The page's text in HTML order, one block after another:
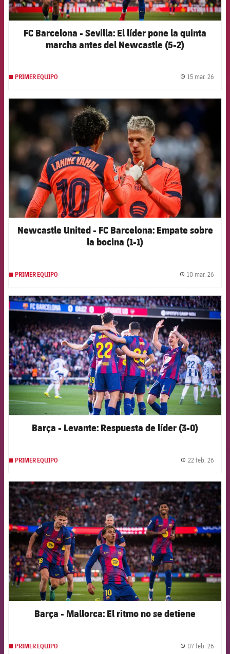
FC Barcelona - Sevilla: El líder pone la quinta
marcha antes del Newcastle (5-2)
PRIMER EQUIPO 15 mar. 26
FCB Barcelona badge
Newcastle United - FC Barcelona: Empate sobre
la bocina (1-1)
PRIMER EQUIPO 10 mar. 26
FCB Barcelona badge
Barça - Levante: Respuesta de líder (3-0)
PRIMER EQUIPO 22 feb. 26
FCB Barcelona badge
Barça - Mallorca: El ritmo no se detiene
PRIMER EQUIPO 07 feb. 26